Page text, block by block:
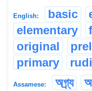
English: basic
elementary
original
primary
Assamese: অগ্ৰ্য